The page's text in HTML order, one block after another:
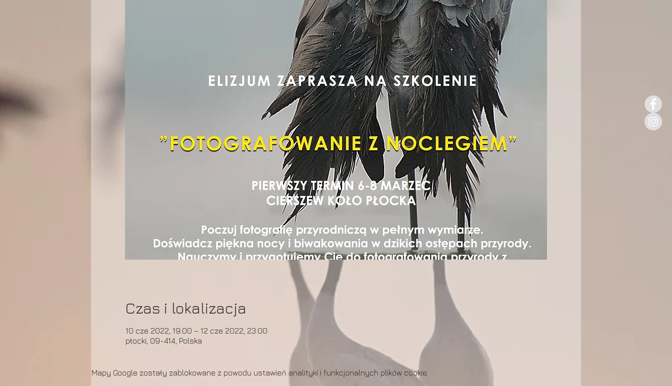
Czas i lokalizacja
10 cze 2022, 19:00 – 12 cze 2022, 23:00
płocki, 09-414, Polska
Mapy Google zostały zablokowane z powodu ustawień analityki i funkcjonalnych plików cookie.